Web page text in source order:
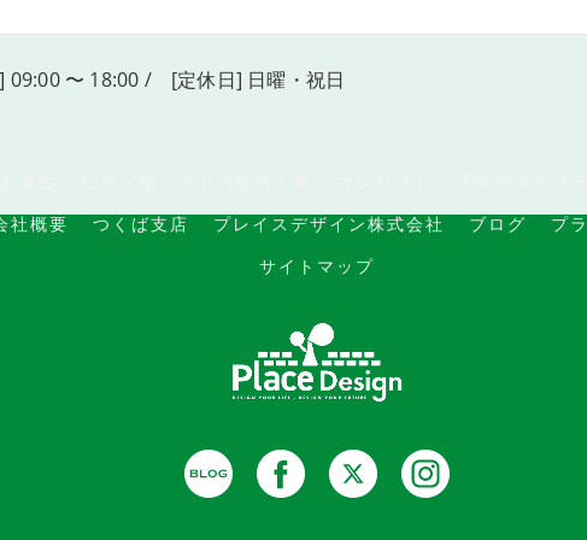
09:00 〜 18:00 / [定休日] 日曜・祝日
社概要 つくば支店 プレイスデザイン株式会社 ブログ
プ
サイトマップ